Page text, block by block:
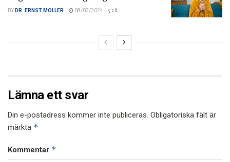
BY DR. ERNST MOLLER 08/03/2024 0
Lämna ett svar
Din e-postadress kommer inte publiceras. Obligatoriska fält är
märkta *
Kommentar *